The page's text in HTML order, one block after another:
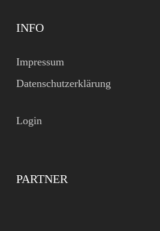
INFO
Impressum
Datenschutzerklärung
Login
PARTNER